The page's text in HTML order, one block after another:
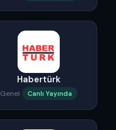
Habertürk
Genel Canlı Yayında